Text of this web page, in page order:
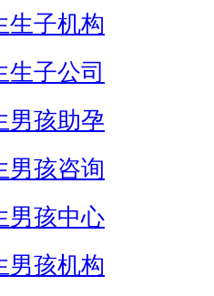
生子机构
生子公司
男孩助孕
男孩咨询
男孩中心
男孩机构